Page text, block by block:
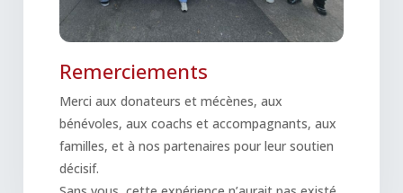
Remerciements
Merci aux donateurs et mécènes, aux
bénévoles, aux coachs et accompagnants, aux
familles, et à nos partenaires pour leur soutien
décisif.